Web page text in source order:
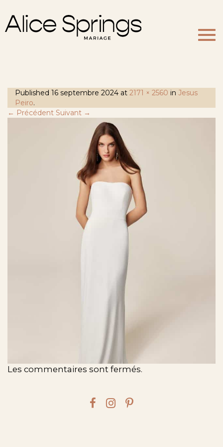
Published 16 septembre 2024 at 2171 × 2560 in Jesus
Peiro.
← Précédent Suivant →
Les commentaires sont fermés.